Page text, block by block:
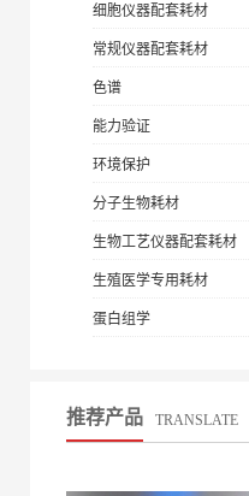
细胞仪器配套耗材
常规仪器配套耗材
色谱
能力验证
环境保护
分子生物耗材
生物工艺仪器配套耗材
生殖医学专用耗材
蛋白组学
推荐产品 TRANSLATE